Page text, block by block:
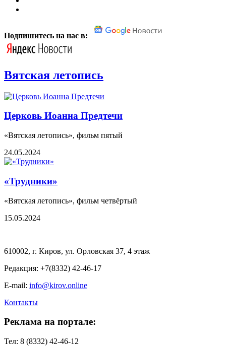
Подпишитесь на нас в:
Вятская летопись
Церковь Иоанна Предтечи
«Вятская летопись», фильм пятый
24.05.2024
«Трудники»
«Вятская летопись», фильм четвёртый
15.05.2024
610002, г. Киров, ул. Орловская 37, 4 этаж
Редакция: +7(8332) 42-46-17
E-mail: info@kirov.online
Контакты
Реклама на портале:
Тел: 8 (8332) 42-46-12